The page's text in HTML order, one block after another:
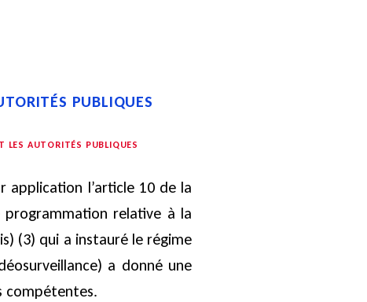
PUBLIQUES
LES AUTORITÉS PUBLIQUES
application l’article 10 de la
relative à la
(3) qui a instauré le régime
a donné une
compétentes.